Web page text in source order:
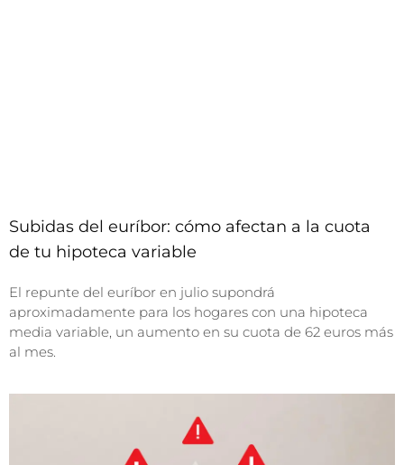
Subidas del euríbor: cómo afectan a la cuota
de tu hipoteca variable
El repunte del euríbor en julio supondrá
aproximadamente para los hogares con una hipoteca
media variable, un aumento en su cuota de 62 euros más
al mes.